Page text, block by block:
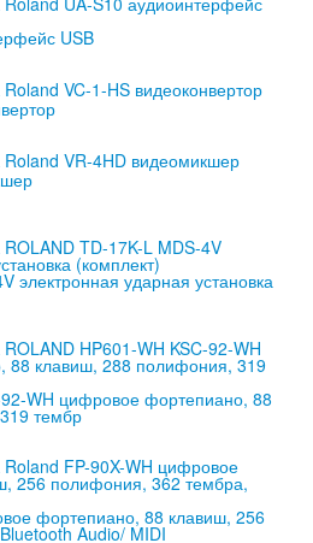
USB
электронная ударная установка
WH цифровое фортепиано, 88
тембр
фортепиано, 88 клавиш, 256
Audio/ MIDI